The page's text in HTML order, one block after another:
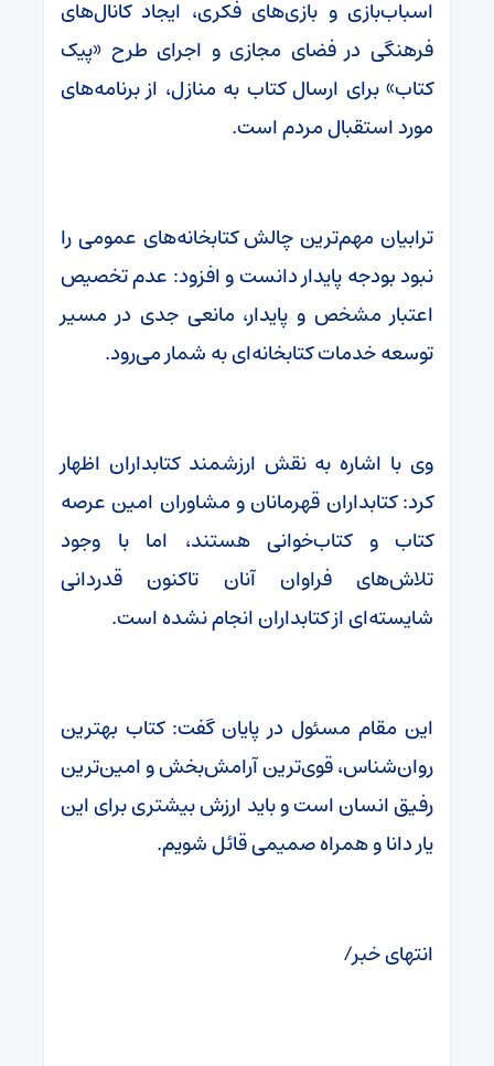
اسباب‌بازی و بازی‌های فکری، ایجاد کانال‌های
فرهنگی در فضای مجازی و اجرای طرح «پیک
کتاب» برای ارسال کتاب به منازل، از برنامه‌های
مورد استقبال مردم است.
ترابیان مهم‌ترین چالش کتابخانه‌های عمومی را
نبود بودجه پایدار دانست و افزود: عدم تخصیص
اعتبار مشخص و پایدار، مانعی جدی در مسیر
توسعه خدمات کتابخانه‌ای به شمار می‌رود.
وی با اشاره به نقش ارزشمند کتابداران اظهار
کرد: کتابداران قهرمانان و مشاوران امین عرصه
کتاب و کتاب‌خوانی هستند، اما با وجود
تلاش‌های فراوان آنان تاکنون قدردانی
شایسته‌ای از کتابداران انجام نشده است.
این مقام مسئول در پایان گفت: کتاب بهترین
روان‌شناس، قوی‌ترین آرامش‌بخش و امین‌ترین
رفیق انسان است و باید ارزش بیشتری برای این
یار دانا و همراه صمیمی قائل شویم.
انتهای خبر/